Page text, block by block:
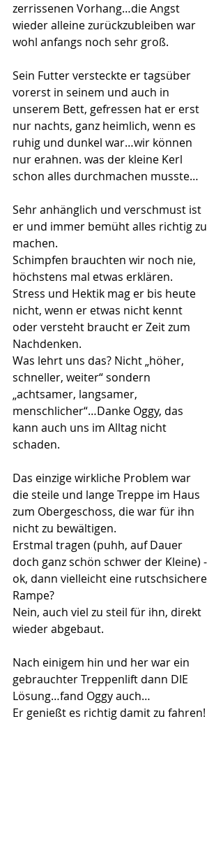
zerrissenen Vorhang…die Angst
wieder alleine zurückzubleiben war
wohl anfangs noch sehr groß.
Sein Futter versteckte er tagsüber
vorerst in seinem und auch in
unserem Bett, gefressen hat er erst
nur nachts, ganz heimlich, wenn es
ruhig und dunkel war…wir können
nur erahnen. was der kleine Kerl
schon alles durchmachen musste…
Sehr anhänglich und verschmust ist
er und immer bemüht alles richtig zu
machen.
Schimpfen brauchten wir noch nie,
höchstens mal etwas erklären.
Stress und Hektik mag er bis heute
nicht, wenn er etwas nicht kennt
oder versteht braucht er Zeit zum
Nachdenken.
Was lehrt uns das? Nicht „höher,
schneller, weiter“ sondern
„achtsamer, langsamer,
menschlicher“…Danke Oggy, das
kann auch uns im Alltag nicht
schaden.
Das einzige wirkliche Problem war
die steile und lange Treppe im Haus
zum Obergeschoss, die war für ihn
nicht zu bewältigen.
Erstmal tragen (puhh, auf Dauer
doch ganz schön schwer der Kleine) -
ok, dann vielleicht eine rutschsichere
Rampe?
Nein, auch viel zu steil für ihn, direkt
wieder abgebaut.
Nach einigem hin und her war ein
gebrauchter Treppenlift dann DIE
Lösung…fand Oggy auch…
Er genießt es richtig damit zu fahren!